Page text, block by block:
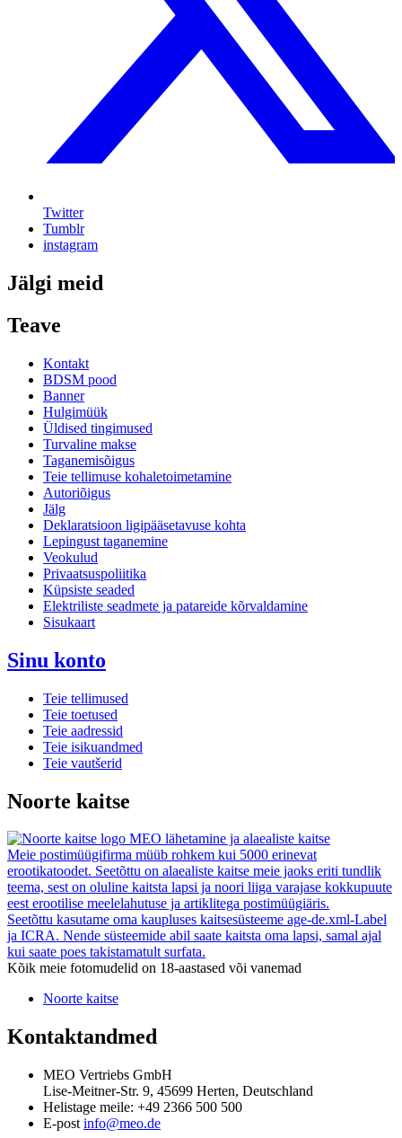
Twitter
Tumblr
instagram
Jälgi meid
Teave
Kontakt
BDSM pood
Banner
Hulgimüük
Üldised tingimused
Turvaline makse
Taganemisõigus
Teie tellimuse kohaletoimetamine
Autoriõigus
Jälg
Deklaratsioon ligipääsetavuse kohta
Lepingust taganemine
Veokulud
Privaatsuspoliitika
Küpsiste seaded
Elektriliste seadmete ja patareide kõrvaldamine
Sisukaart
Sinu konto
Teie tellimused
Teie toetused
Teie aadressid
Teie isikuandmed
Teie vautšerid
Noorte kaitse
MEO lähetamine ja alaealiste kaitse
Meie postimüügifirma müüb rohkem kui 5000 erinevat
erootikatoodet. Seetõttu on alaealiste kaitse meie jaoks eriti tundlik
teema, sest on oluline kaitsta lapsi ja noori liiga varajase kokkupuute
eest erootilise meelelahutuse ja artiklitega postimüügiäris.
Seetõttu kasutame oma kaupluses kaitsesüsteeme age-de.xml-Label
ja ICRA. Nende süsteemide abil saate kaitsta oma lapsi, samal ajal
kui saate poes takistamatult surfata.
Kõik meie fotomudelid on 18-aastased või vanemad
Noorte kaitse
Kontaktandmed
MEO Vertriebs GmbH
Lise-Meitner-Str. 9, 45699 Herten, Deutschland
Helistage meile: +49 2366 500 500
E-post info@meo.de